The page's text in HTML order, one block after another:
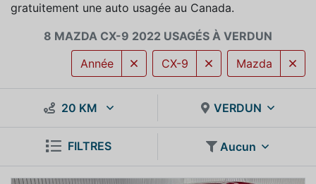
gratuitement une auto usagée au Canada.
8 MAZDA CX-9 2022 USAGÉS À VERDUN
Mazda
CX-9
Année
20 KM VERDUN
FILTRES Aucun